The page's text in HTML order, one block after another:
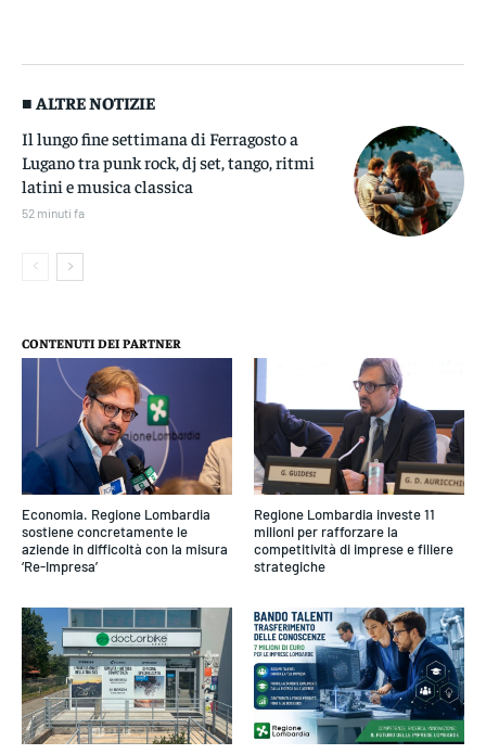
■ ALTRE NOTIZIE
Il lungo fine settimana di Ferragosto a
Lugano tra punk rock, dj set, tango, ritmi
latini e musica classica
52 minuti fa
CONTENUTI DEI PARTNER
Economia. Regione Lombardia
sostiene concretamente le
aziende in difficoltà con la misura
‘Re-Impresa’
Regione Lombardia investe 11
milioni per rafforzare la
competitività di imprese e filiere
strategiche